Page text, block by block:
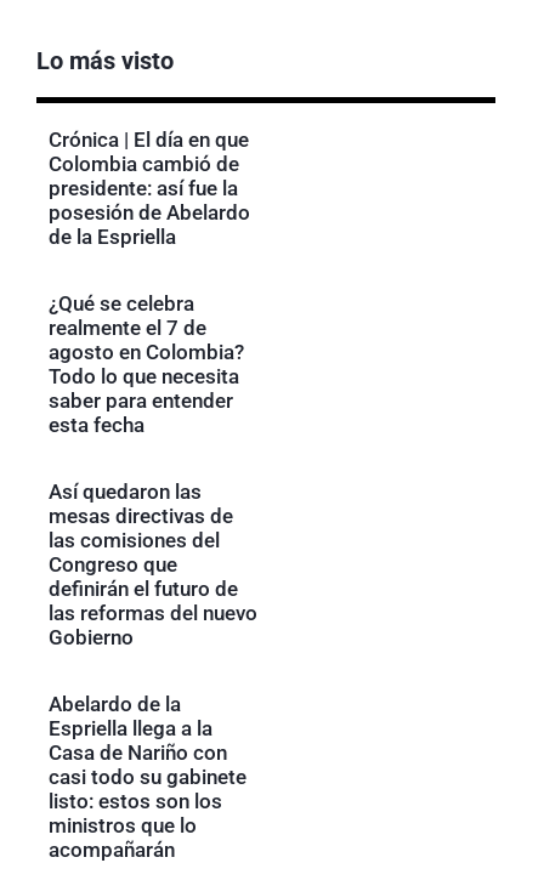
Lo más visto
Crónica | El día en que
Colombia cambió de
presidente: así fue la
posesión de Abelardo
de la Espriella
¿Qué se celebra
realmente el 7 de
agosto en Colombia?
Todo lo que necesita
saber para entender
esta fecha
Así quedaron las
mesas directivas de
las comisiones del
Congreso que
definirán el futuro de
las reformas del nuevo
Gobierno
Abelardo de la
Espriella llega a la
Casa de Nariño con
casi todo su gabinete
listo: estos son los
ministros que lo
acompañarán